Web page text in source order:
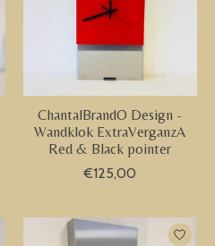
ChantalBrandO Design -
Wandklok ExtraVerganzA
Red & Black pointer
€125,00